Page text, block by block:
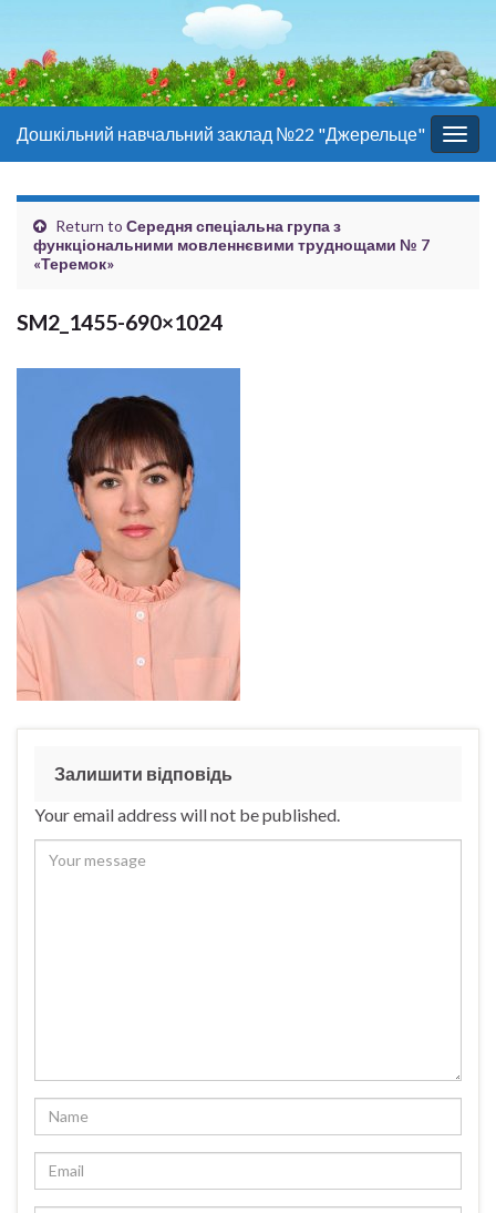
Дошкільний навчальний заклад №22 "Джерельце"
Return to Середня спеціальна група з
функціональними мовленнєвими труднощами № 7
«Теремок»
SM2_1455-690×1024
Залишити відповідь
Your email address will not be published.